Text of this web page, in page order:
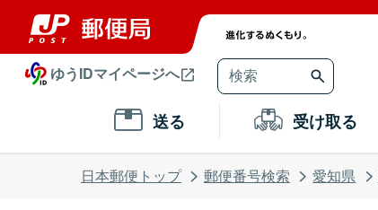
ゆうIDマイページへ
送る 受け取る
日本郵便トップ 郵便番号検索 愛知県